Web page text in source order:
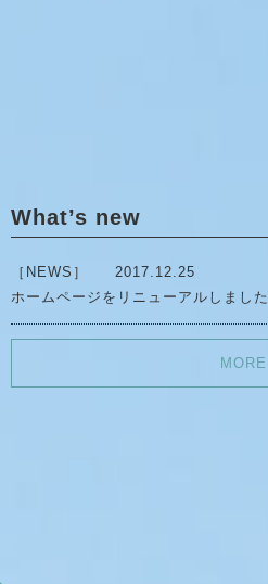
What’s new
［NEWS］
2017.12.25
ホームページをリニューアルしました
MORE